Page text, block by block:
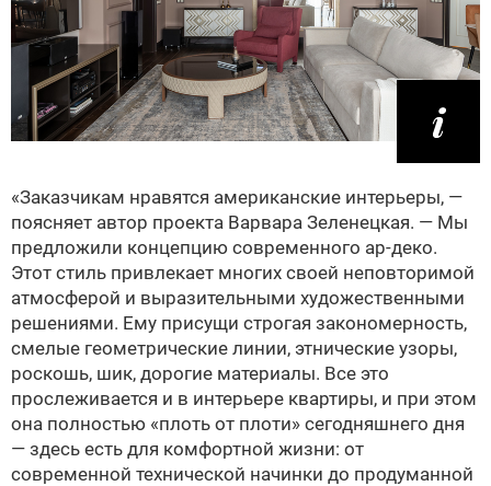
«Заказчикам нравятся американские интерьеры, —
поясняет автор проекта Варвара Зеленецкая. — Мы
предложили концепцию современного ар-деко.
Этот стиль привлекает многих своей неповторимой
атмосферой и выразительными художественными
решениями. Ему присущи строгая закономерность,
смелые геометрические линии, этнические узоры,
роскошь, шик, дорогие материалы. Все это
прослеживается и в интерьере квартиры, и при этом
она полностью «плоть от плоти» сегодняшнего дня
— здесь есть для комфортной жизни: от
современной технической начинки до продуманной